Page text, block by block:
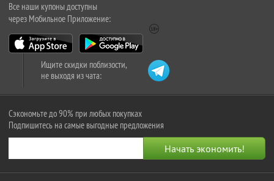
Все наши купоны доступны
через Мобильное Приложение:
Ищите скидки поблизости,
не выходя из чата:
Сэкономьте до 90% при любых покупках
Подпишитесь на самые выгодные предложения